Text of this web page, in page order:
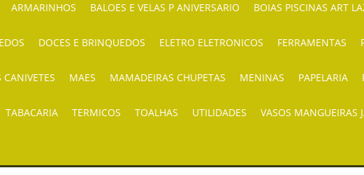
ARMARINHOS BALOES E VELAS P ANIVERSARIO BOIAS PISCINAS ART
DOCES E BRINQUEDOS ELETRO ELETRONICOS FERRAMENTAS
MAES MAMADEIRAS CHUPETAS MENINAS PAPELARIA
TABACARIA TERMICOS TOALHAS UTILIDADES VASOS MANGUEIRAS